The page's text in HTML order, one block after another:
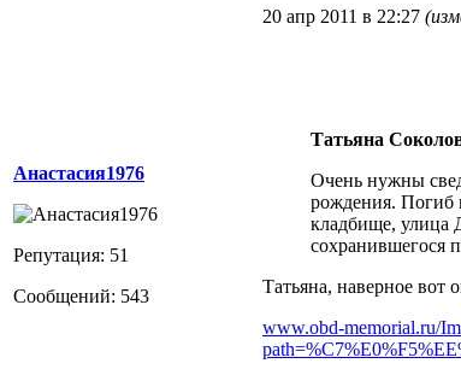
Анастасия1976
Репутация: 51
Сообщений: 543
20 апр 2011 в 22:27
Татьяна
Очень нужны
рождения. Погиб
кладбище,
сохранившегося
Татьяна, наверное вот
www.obd-memorial.ru/